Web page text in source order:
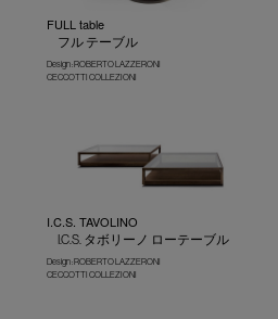
FULL table
フル テーブル
Design : ROBERTO LAZZERONI
CECCOTTI COLLEZIONI
I.C.S. TAVOLINO
I.C.S. タボリーノ ローテーブル
Design : ROBERTO LAZZERONI
CECCOTTI COLLEZIONI